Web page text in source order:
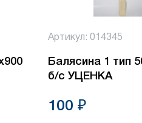
Артикул: 014345
Балясина 1 тип
б/с УЦЕНКА
100 ₽